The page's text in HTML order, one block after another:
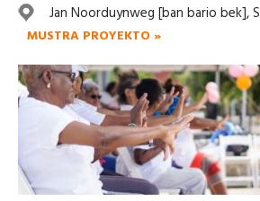
Jan Noorduynweg [ban bario bek],
MUSTRA PROYEKTO »